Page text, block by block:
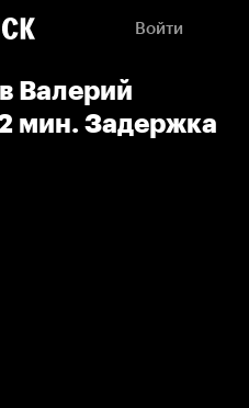
Войти
Валерий
мин. Задержка